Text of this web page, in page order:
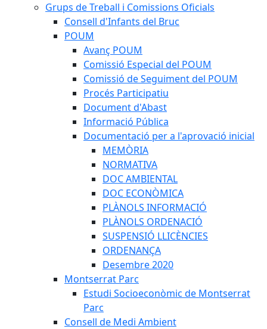
Grups de Treball i Comissions Oficials
Consell d'Infants del Bruc
POUM
Avanç POUM
Comissió Especial del POUM
Comissió de Seguiment del POUM
Procés Participatiu
Document d'Abast
Informació Pública
Documentació per a l'aprovació inicial
MEMÒRIA
NORMATIVA
DOC AMBIENTAL
DOC ECONÒMICA
PLÀNOLS INFORMACIÓ
PLÀNOLS ORDENACIÓ
SUSPENSIÓ LLICÈNCIES
ORDENANÇA
Desembre 2020
Montserrat Parc
Estudi Socioeconòmic de Montserrat
Parc
Consell de Medi Ambient